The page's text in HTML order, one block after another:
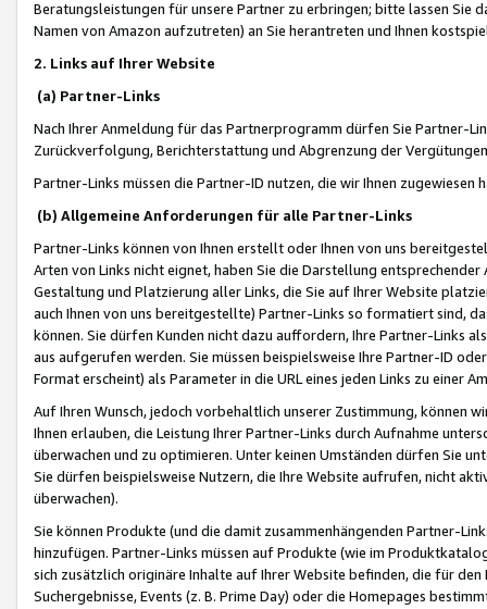
Beratungsleistungen für unsere Partner zu erbringen; bitte lassen Sie
Namen von Amazon aufzutreten) an Sie herantreten und Ihnen
2. Links auf Ihrer Website
(a) Partner-Links
Nach Ihrer Anmeldung für das Partnerprogramm dürfen Sie Partner-
Zurückverfolgung, Berichterstattung und Abgrenzung der
Partner-Links müssen die Partner-ID nutzen, die wir Ihnen zugewiesen
(b) Allgemeine Anforderungen für alle Partner-Links
Partner-Links können von Ihnen erstellt oder Ihnen von uns
Arten von Links nicht eignet, haben Sie die Darstellung
Gestaltung und Platzierung aller Links, die Sie auf Ihrer Website
auch Ihnen von uns bereitgestellte) Partner-Links so formatiert sind,
können. Sie dürfen Kunden nicht dazu auffordern, Ihre Partner-Links
aus aufgerufen werden. Sie müssen beispielsweise Ihre Partner-ID
Format erscheint) als Parameter in die URL eines jeden Links zu einer
Auf Ihren Wunsch, jedoch vorbehaltlich unserer Zustimmung, können
Ihnen erlauben, die Leistung Ihrer Partner-Links durch Aufnahme
überwachen und zu optimieren. Unter keinen Umständen dürfen Sie
Sie dürfen beispielsweise Nutzern, die Ihre Website aufrufen, nicht
überwachen).
Sie können Produkte (und die damit zusammenhängenden Partner-
hinzufügen. Partner-Links müssen auf Produkte (wie im
sich zusätzlich originäre Inhalte auf Ihrer Website befinden, die für
Suchergebnisse, Events (z. B. Prime Day) oder die Homepages